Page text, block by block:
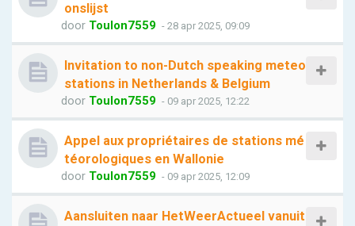
onslijst
door Toulon7559 - 28 apr 2025, 09:09
Invitation to non-Dutch speaking meteo
stations in Netherlands & Belgium
door Toulon7559 - 09 apr 2025, 12:22
Appel aux propriétaires de stations mé
téorologiques en Wallonie
door Toulon7559 - 09 apr 2025, 12:09
Aansluiten naar HetWeerActueel vanuit